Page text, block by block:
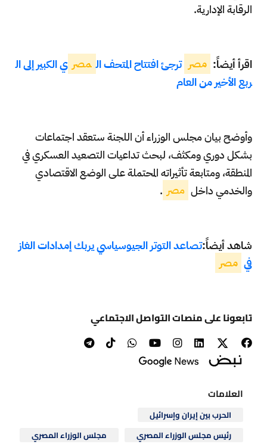
الرقابة الإدارية.
اقرأ أيضاً: مصر ترجئ افتتاح المتحف ال مصر ي الكبير إلى ال
ربع الأخير من العام
وأوضح بيان مجلس الوزراء أن اللجنة ستعقد اجتماعات
بشكل دوري ومكثف، لبحث تداعيات التصعيد العسكري في
المنطقة، ومتابعة تأثيراته المحتملة على الوضع الاقتصادي
والخدمي داخل مصر .
شاهد أيضاً:تصاعد التوتر الجيوسياسي يربك إمدادات الغاز
في مصر
تابعونا على منصات التواصل الاجتماعي
العلامات
الحرب بين إيران وإسرائيل
رئيس مجلس الوزراء المصري
مجلس الوزراء المصري